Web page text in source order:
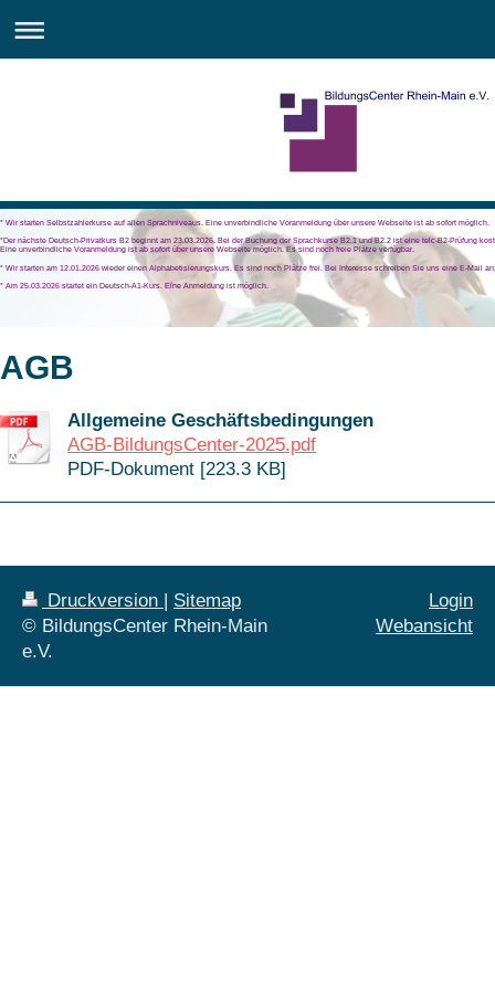
* Wir starten Selbstzahlerkurse auf allen Sprachniveaus. Eine unverbindliche Voranmeldung über unsere Webseite ist ab sofort möglich.
*Der nächste Deutsch-Privatkurs B2 beginnt am 23.03.2026. Bei der Buchung der Sprachkurse B2.1 und B2.2 ist eine telc-B2-Prüfung
Eine unverbindliche Voranmeldung ist ab sofort über unsere Webseite möglich. Es sind noch freie Plätze verfügbar.
* Wir starten am 12.01.2026 wieder einen Alphabetisierungskurs. Es sind noch Plätze frei. Bei Interesse schreiben Sie uns eine E-Mail
* Am 25.03.2026 startet ein Deutsch-A1-Kurs. Eine Anmeldung ist möglich.
AGB
Allgemeine Geschäftsbedingungen
AGB-BildungsCenter-2025.pdf
PDF-Dokument [223.3 KB]
Druckversion | Sitemap
© BildungsCenter Rhein-Main
e.V.
Login
Webansicht